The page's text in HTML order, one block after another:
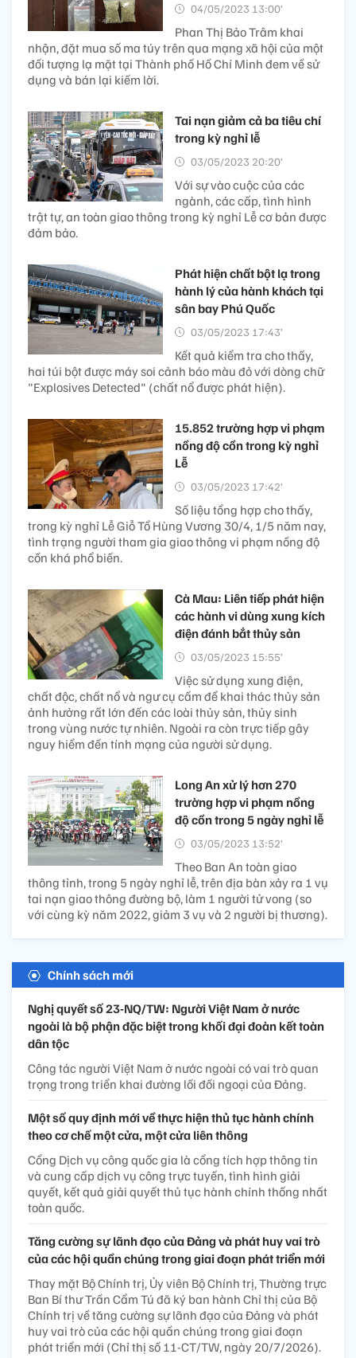
04/05/2023 13:00’
Phan Thị Bảo Trâm khai
nhận, đặt mua số ma túy trên qua mạng xã hội của một
đối tượng lạ mặt tại Thành phố Hồ Chí Minh đem về sử
dụng và bán lại kiếm lời.
Tai nạn giảm cả ba tiêu chí
trong kỳ nghỉ lễ
03/05/2023 20:20’
Với sự vào cuộc của các
ngành, các cấp, tình hình
trật tự, an toàn giao thông trong kỳ nghỉ Lễ cơ bản được
đảm bảo.
Phát hiện chất bột lạ trong
hành lý của hành khách tại
sân bay Phú Quốc
03/05/2023 17:43’
Kết quả kiểm tra cho thấy,
hai túi bột được máy soi cảnh báo màu đỏ với dòng chữ
"Explosives Detected" (chất nổ được phát hiện).
15.852 trường hợp vi phạm
nồng độ cồn trong kỳ nghỉ
Lễ
03/05/2023 17:42’
Số liệu tổng hợp cho thấy,
trong kỳ nghỉ Lễ Giỗ Tổ Hùng Vương 30/4, 1/5 năm nay,
tình trạng người tham gia giao thông vi phạm nồng độ
cồn khá phổ biến.
Cà Mau: Liên tiếp phát hiện
các hành vi dùng xung kích
điện đánh bắt thủy sản
03/05/2023 15:55’
Việc sử dụng xung điện,
chất độc, chất nổ và ngư cụ cấm để khai thác thủy sản
ảnh hưởng rất lớn đến các loài thủy sản, thủy sinh
trong vùng nước tự nhiên. Ngoài ra còn trực tiếp gây
nguy hiểm đến tính mạng của người sử dụng.
Long An xử lý hơn 270
trường hợp vi phạm nồng
độ cồn trong 5 ngày nghỉ lễ
03/05/2023 13:52’
Theo Ban An toàn giao
thông tỉnh, trong 5 ngày nghỉ lễ, trên địa bàn xảy ra 1 vụ
tai nạn giao thông đường bộ, làm 1 người tử vong (so
với cùng kỳ năm 2022, giảm 3 vụ và 2 người bị thương).
Chính sách mới
Nghị quyết số 23-NQ/TW: Người Việt Nam ở nước
ngoài là bộ phận đặc biệt trong khối đại đoàn kết toàn
dân tộc
Công tác người Việt Nam ở nước ngoài có vai trò quan
trọng trong triển khai đường lối đối ngoại của Đảng.
Một số quy định mới về thực hiện thủ tục hành chính
theo cơ chế một cửa, một cửa liên thông
Cổng Dịch vụ công quốc gia là cổng tích hợp thông tin
và cung cấp dịch vụ công trực tuyến, tình hình giải
quyết, kết quả giải quyết thủ tục hành chính thống nhất
toàn quốc.
Tăng cường sự lãnh đạo của Đảng và phát huy vai trò
của các hội quần chúng trong giai đoạn phát triển mới
Thay mặt Bộ Chính trị, Ủy viên Bộ Chính trị, Thường trực
Ban Bí thư Trần Cẩm Tú đã ký ban hành Chỉ thị của Bộ
Chính trị về tăng cường sự lãnh đạo của Đảng và phát
huy vai trò của các hội quần chúng trong giai đoạn
phát triển mới (Chỉ thị số 11-CT/TW, ngày 20/7/2026).